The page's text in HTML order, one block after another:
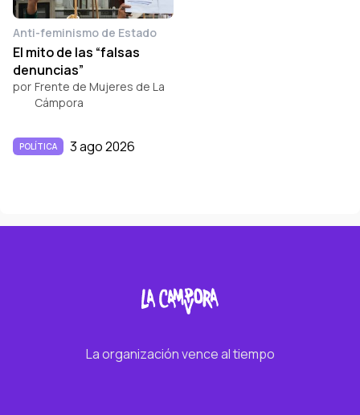
Anti-feminismo de Estado
El mito de las “falsas
denuncias”
por Frente de Mujeres de La
Cámpora
POLÍTICA 3 ago 2026
La organización vence al tiempo